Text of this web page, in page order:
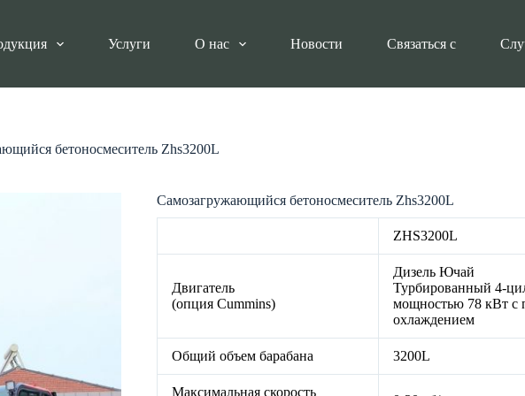
Услуги О нас Новости Связаться с
бетоносмеситель Zhs3200L
Самозагружающийся бетоносмеситель Zhs3200L
ZHS3200L
Двигатель
(опция Cummins)
Дизель Ючай
Турбированный 4-
мощностью 78 кВт с
охлаждением
Общий объем барабана 3200L
Максимальная скорость